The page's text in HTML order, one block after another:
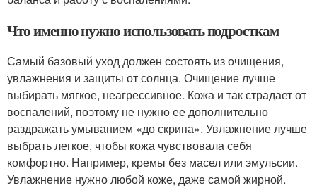
Что именно нужно использовать подросткам
Самый базовый уход должен состоять из очищения,
увлажнения и защиты от солнца. Очищение лучше
выбирать мягкое, неагрессивное. Кожа и так страдает от
воспалений, поэтому не нужно ее дополнительно
раздражать умыванием «до скрипа». Увлажнение лучше
выбрать легкое, чтобы кожа чувствовала себя
комфортно. Например, кремы без масел или эмульсии.
Увлажнение нужно любой коже, даже самой жирной.